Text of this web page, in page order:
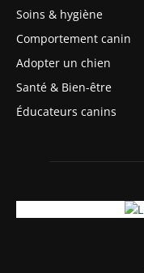
Soins & hygiène
Comportement canin
Adopter un chien
Santé & Bien-être
Éducateurs canins